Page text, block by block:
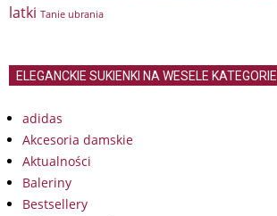
latki Tanie ubrania
ELEGANCKIE SUKIENKI NA WESELE KATEGORIE
adidas
Akcesoria damskie
Aktualności
Baleriny
Bestsellery